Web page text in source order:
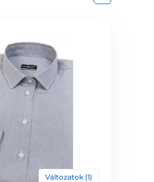
Változatok (1)